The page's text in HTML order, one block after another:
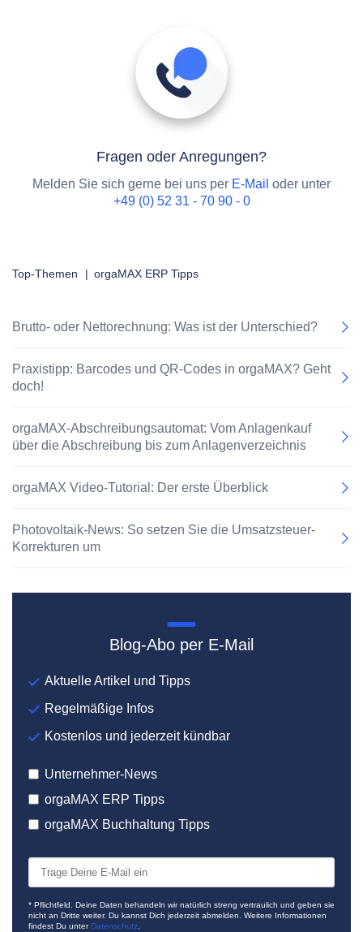
Fragen oder Anregungen?
Melden Sie sich gerne bei uns per E-Mail oder unter
+49 (0) 52 31 - 70 90 - 0
Top-Themen | orgaMAX ERP Tipps
Brutto- oder Nettorechnung: Was ist der Unterschied?
Praxistipp: Barcodes und QR-Codes in orgaMAX? Geht
doch!
orgaMAX-Abschreibungsautomat: Vom Anlagenkauf
über die Abschreibung bis zum Anlagenverzeichnis
orgaMAX Video-Tutorial: Der erste Überblick
Photovoltaik-News: So setzen Sie die Umsatzsteuer-
Korrekturen um
Blog-Abo per E-Mail
Aktuelle Artikel und Tipps
Regelmäßige Infos
Kostenlos und jederzeit kündbar
Unternehmer-News
orgaMAX ERP Tipps
orgaMAX Buchhaltung Tipps
* Pflichtfeld. Deine Daten behandeln wir natürlich streng vertraulich und geben sie
nicht an Dritte weiter. Du kannst Dich jederzeit abmelden. Weitere Informationen
findest Du unterDatenschutz.